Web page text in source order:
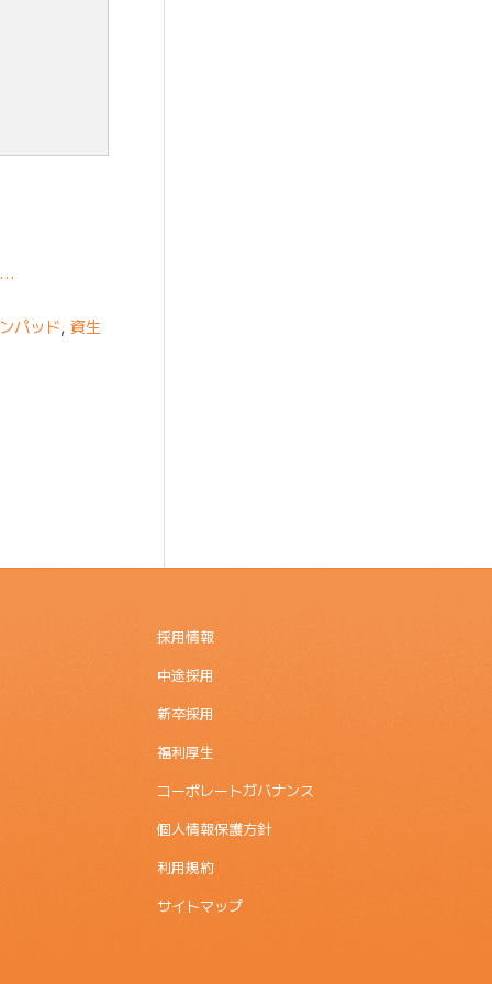
パッド, 資生
採用情報
中途採用
新卒採用
福利厚生
コーポレートガバナンス
個人情報保護方針
利用規約
サイトマップ